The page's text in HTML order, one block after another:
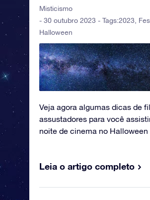
Misticismo
- 30 outubro 2023 - Tags:2023
Halloween
Veja agora algumas dicas de
assustadores para você
noite de cinema no Halloween
Leia o artigo completo